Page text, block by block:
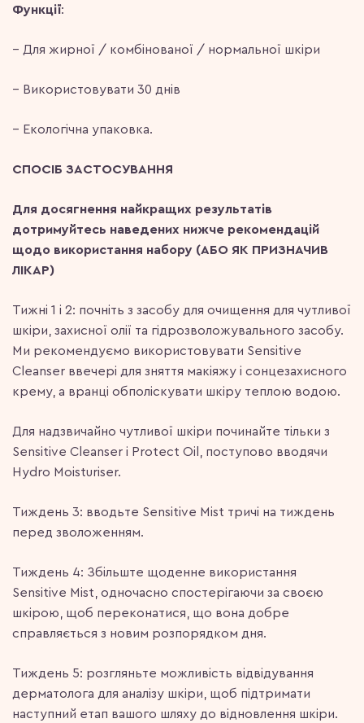
Функції:
– Для жирної / комбінованої / нормальної шкіри
– Використовувати 30 днів
– Екологічна упаковка.
СПОСІБ ЗАСТОСУВАННЯ
Для досягнення найкращих результатів
дотримуйтесь наведених нижче рекомендацій
щодо використання набору (АБО ЯК ПРИЗНАЧИВ
ЛІКАР)
Тижні 1 і 2: почніть з засобу для очищення для чутливої
шкіри, захисної олії та гідрозволожувального засобу.
Ми рекомендуємо використовувати Sensitive
Cleanser ввечері для зняття макіяжу і сонцезахисного
крему, а вранці обполіскувати шкіру теплою водою.
Для надзвичайно чутливої шкіри починайте тільки з
Sensitive Cleanser і Protect Oil, поступово вводячи
Hydro Moisturiser.
Тиждень 3: вводьте Sensitive Mist тричі на тиждень
перед зволоженням.
Тиждень 4: Збільште щоденне використання
Sensitive Mist, одночасно спостерігаючи за своєю
шкірою, щоб переконатися, що вона добре
справляється з новим розпорядком дня.
Тиждень 5: розгляньте можливість відвідування
дерматолога для аналізу шкіри, щоб підтримати
наступний етап вашого шляху до відновлення шкіри.